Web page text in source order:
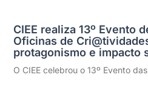
CIEE realiza 13º Evento
Oficinas de
protagonismo e impacto
O CIEE celebrou o 13º Evento